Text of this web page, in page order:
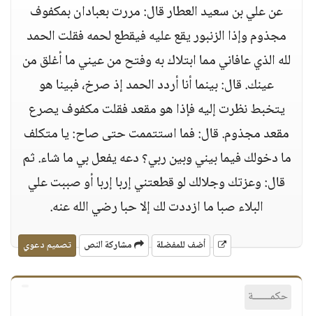
عن علي بن سعيد العطار قال: مررت بعبادان بمكفوف
مجذوم وإذا الزنبور يقع عليه فيقطع لحمه فقلت الحمد
لله الذي عافاني مما ابتلاك به وفتح من عيني ما أغلق من
عينك. قال: بينما أنا أردد الحمد إذ صرخ، فبينا هو
يتخبط نظرت إليه فإذا هو مقعد فقلت مكفوف يصرع
مقعد مجذوم. قال: فما استتممت حتى صاح: يا متكلف
ما دخولك فيما بيني وبين ربي؟ دعه يفعل بي ما شاء. ثم
قال: وعزتك وجلالك لو قطعتني إربا إربا أو صببت علي
البلاء صبا ما ازددت لك إلا حبا رضي الله عنه.
أضف للمفضلة مشاركة النص تصميم دعوي
حكمــــــة